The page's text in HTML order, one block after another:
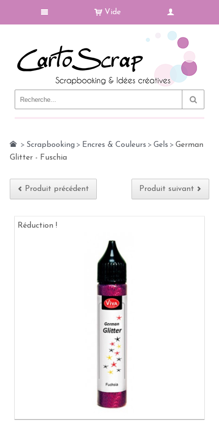
Vide
> Scrapbooking > Encres & Couleurs > Gels > German
Glitter - Fuschia
Produit précédent Produit suivant
Réduction !